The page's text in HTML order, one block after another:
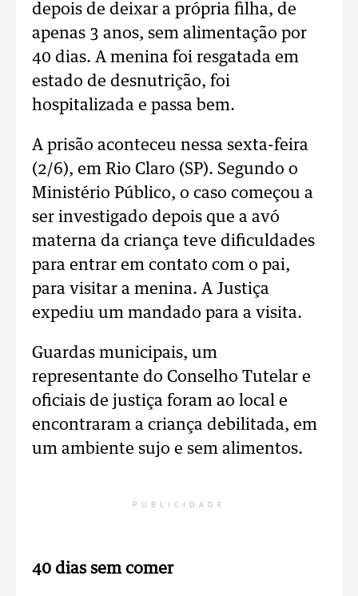
depois de deixar a própria filha, de
apenas 3 anos, sem alimentação por
40 dias. A menina foi resgatada em
estado de desnutrição, foi
hospitalizada e passa bem.
A prisão aconteceu nessa sexta-feira
(2/6), em Rio Claro (SP). Segundo o
Ministério Público, o caso começou a
ser investigado depois que a avó
materna da criança teve dificuldades
para entrar em contato com o pai,
para visitar a menina. A Justiça
expediu um mandado para a visita.
Guardas municipais, um
representante do Conselho Tutelar e
oficiais de justiça foram ao local e
encontraram a criança debilitada, em
um ambiente sujo e sem alimentos.
PUBLICIDADE
40 dias sem comer